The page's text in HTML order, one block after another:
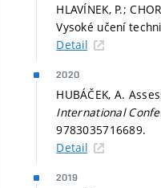
HLAVÍNEK, P.;
Vysoké učení
Detail
2020
HUBÁČEK, A.
International
9783035716689.
Detail
2019